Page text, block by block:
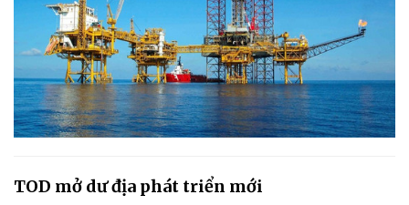
TOD mở dư địa phát triển mới